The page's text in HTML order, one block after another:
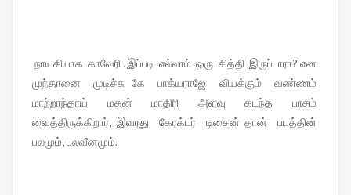
நாயகியாக காவேரி . இப்படி எல்லாம் ஒரு சித்தி இருப்பாரா? என
முந்தானை முடிச்சு கே பாக்யராஜே வியக்கும் வண்ணம்
மாற்றாந்தாய் மகன் மாதிரி அளவு கடந்த பாசம்
வைத்திருக்கிறார், இவரது கேரக்டர் டிசைன் தான் படத்தின்
பலமும், பலவீனமும்.